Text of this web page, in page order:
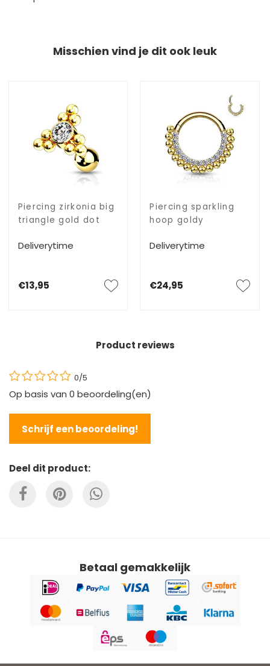
Misschien vind je dit ook leuk
Piercing zirkonia big
triangle gold dot
Deliverytime
€13,95
Piercing sparkling
hoop goldy
Deliverytime
€24,95
Product reviews
0/5
Op basis van 0 beoordeling(en)
Schrijf een beoordeling!
Deel dit product:
Betaal gemakkelijk